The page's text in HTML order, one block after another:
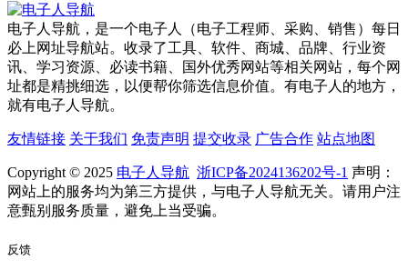
电子人导航，是一个电子人（电子工程师、采购、销售）每日
必上网址导航站。收录了工具、软件、商城、品牌、行业资
讯、学习资源、必读书籍、国外优秀网站等相关网站，每个网
址都是精挑细选，以便帮你筛选信息价值。有电子人的地方，
就有电子人导航。
友情链接 关于我们 免责声明 提交收录 广告合作 站点地图
Copyright © 2025 电子人导航 浙ICP备2024136202号-1 声明：
网站上的服务均为第三方提供，与电子人导航无关。请用户注
意甄别服务质量，避免上当受骗。
反馈